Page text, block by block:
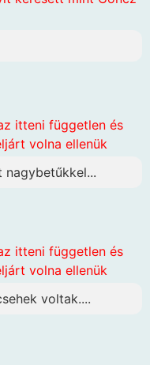
itteni független és
volna ellenük
itteni független és
volna ellenük
voltak....